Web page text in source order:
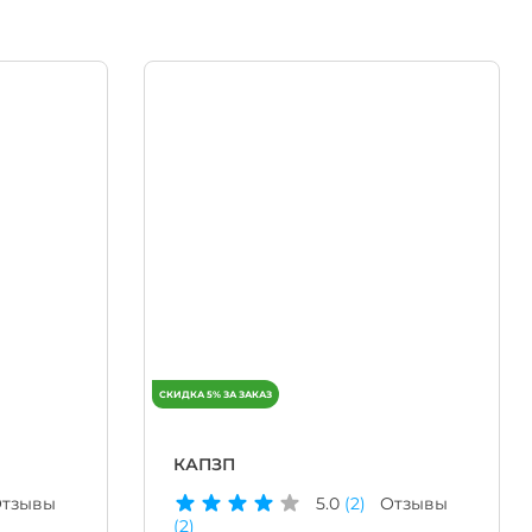
КАПЗП
5.0 (2)
Отзывы
(2)